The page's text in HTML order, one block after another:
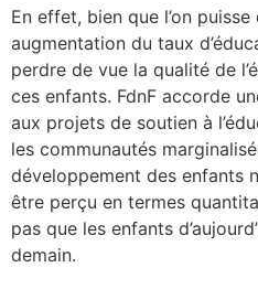
En effet, bien que l’on
augmentation du taux
perdre de vue la qualité de
ces enfants. FdnF accorde
aux projets de soutien à
les communautés
développement des enfants
être perçu en termes
pas que les enfants
demain.